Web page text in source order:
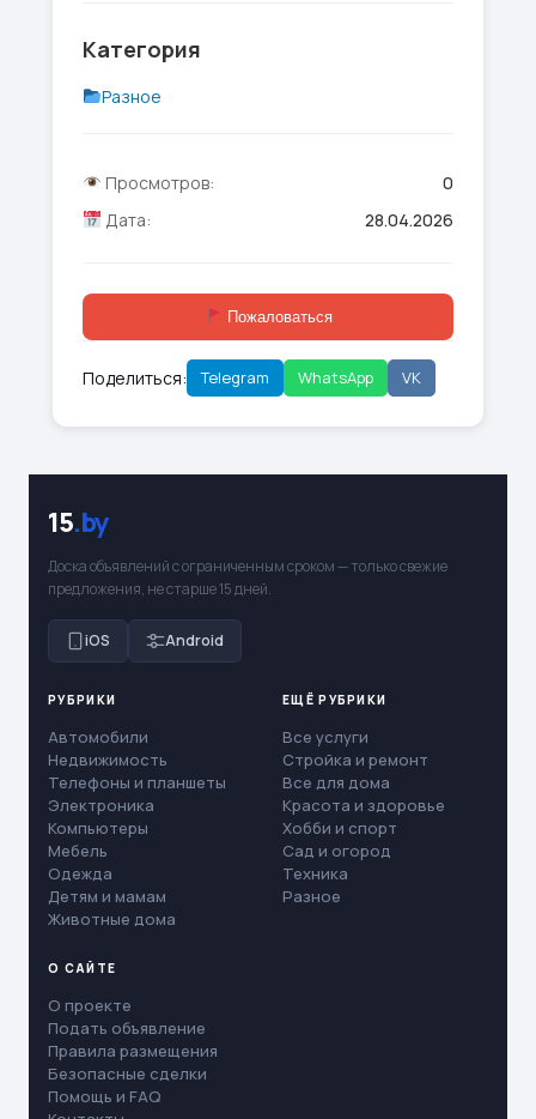
Категория
Разное
Просмотров:
0
Дата:
28.04.2026
Пожаловаться
Поделиться: Telegram WhatsApp VK
15.by
Доска объявлений с ограниченным сроком — только свежие
предложения, не старше 15 дней.
iOS Android
РУБРИКИ
Автомобили
Недвижимость
Телефоны и планшеты
Электроника
Компьютеры
Мебель
Одежда
Детям и мамам
Животные дома
ЕЩЁ РУБРИКИ
Все услуги
Стройка и ремонт
Все для дома
Красота и здоровье
Хобби и спорт
Сад и огород
Техника
Разное
О САЙТЕ
О проекте
Подать объявление
Правила размещения
Безопасные сделки
Помощь и FAQ